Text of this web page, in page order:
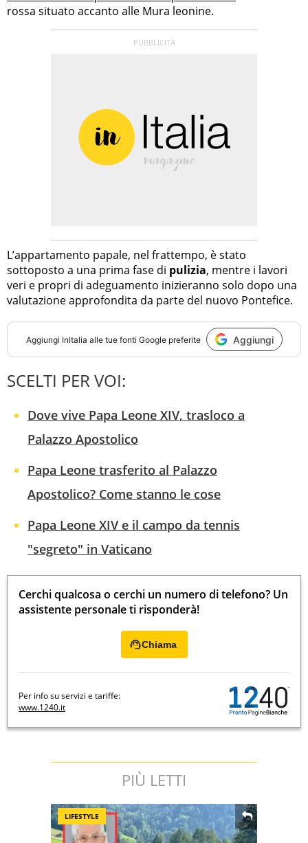
rossa situato accanto alle Mura leonine.
L’appartamento papale, nel frattempo, è stato
sottoposto a una prima fase di pulizia, mentre i lavori
veri e propri di adeguamento inizieranno solo dopo una
valutazione approfondita da parte del nuovo Pontefice.
Aggiungi InItalia alle tue fonti Google preferite Aggiungi
SCELTI PER VOI:
Dove vive Papa Leone XIV, trasloco a
Palazzo Apostolico
Papa Leone trasferito al Palazzo
Apostolico? Come stanno le cose
Papa Leone XIV e il campo da tennis
"segreto" in Vaticano
Cerchi qualcosa o cerchi un numero di telefono? Un
assistente personale ti risponderà!
Chiama
Per info su servizi e tariffe:
www.1240.it
PIÙ LETTI
LIFESTYLE